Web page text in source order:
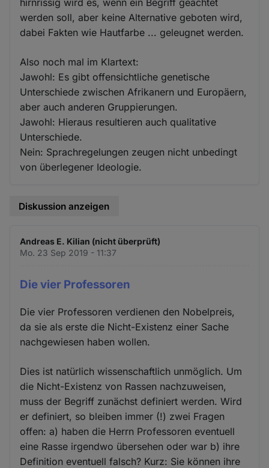
werden soll, aber keine Alternative geboten wird,
dabei Fakten wie Hautfarbe ... geleugnet werden.
Also noch mal im Klartext:
Jawohl: Es gibt offensichtliche genetische
Unterschiede zwischen Afrikanern und Europäern,
aber auch anderen Gruppierungen.
Jawohl: Hieraus resultieren auch qualitative
Unterschiede.
Nein: Sprachregelungen zeugen nicht unbedingt
von überlegener Ideologie.
Diskussion anzeigen
Andreas E. Kilian (nicht überprüft)
Mo. 23 Sep 2019 - 11:37
Die vier Professoren
Die vier Professoren verdienen den Nobelpreis,
da sie als erste die Nicht-Existenz einer Sache
nachgewiesen haben wollen.
Dies ist natürlich wissenschaftlich unmöglich. Um
die Nicht-Existenz von Rassen nachzuweisen,
muss der Begriff zunächst definiert werden. Wird
er definiert, so bleiben immer (!) zwei Fragen
offen: a) haben die Herrn Professoren eventuell
eine Rasse irgendwo übersehen oder war b) ihre
Definition eventuell falsch? Kurz: Sie können ihre